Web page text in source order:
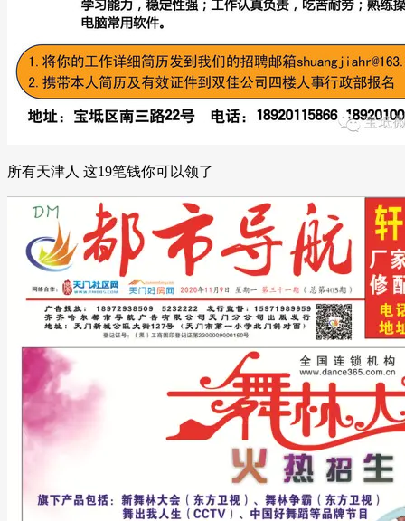
所有天津人 这19笔钱你可以领了